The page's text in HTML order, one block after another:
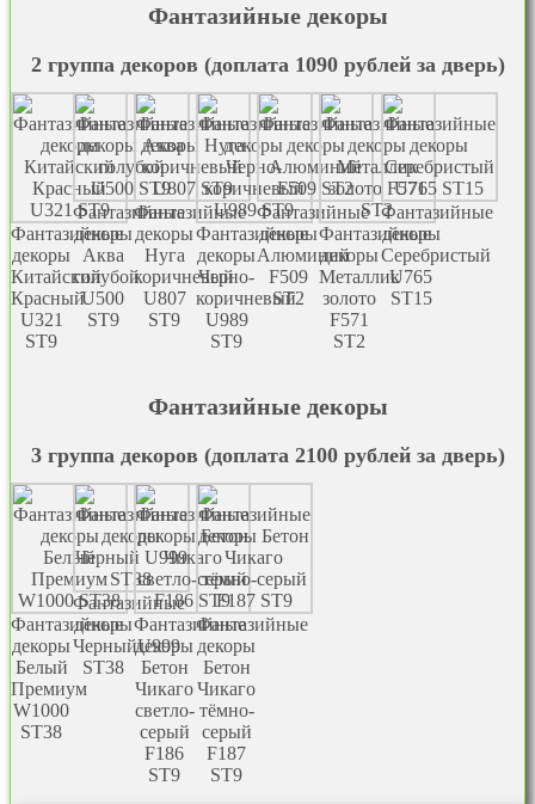
Фантазийные декоры
2 группа декоров (доплата 1090 рублей за дверь)
Фантазийные
декоры
Китайский
Красный
U321
ST9
Фантазийные
декоры
Аква
голубой
U500
ST9
Фантазийные
декоры
Нуга
коричневый
U807
ST9
Фантазийные
декоры
Черно-
коричневый
U989
ST9
Фантазийные
декоры
Алюминий
F509
ST2
Фантазийные
декоры
Металлик
золото
F571
ST2
Фантазийные
декоры
Серебристый
U765
ST15
Фантазийные декоры
3 группа декоров (доплата 2100 рублей за дверь)
Фантазийные
декоры
Белый
Премиум
W1000
ST38
Фантазийные
декоры
ЧерныйU999
ST38
Фантазийные
декоры
Бетон
Чикаго
светло-
серый
F186
ST9
Фантазийные
декоры
Бетон
Чикаго
тёмно-
серый
F187
ST9